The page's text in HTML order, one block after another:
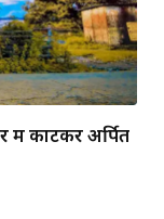
में काटकर अर्पित